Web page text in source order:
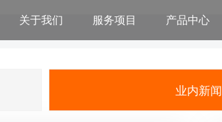
关于我们 服务项目 产品中心
业内新闻